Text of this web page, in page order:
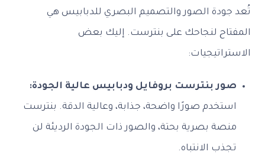
تُعد جودة الصور والتصميم البصري للدبابيس هي
المفتاح لنجاحك على بنترست. إليك بعض
الاستراتيجيات:
صور بنترست بروفايل ودبابيس عالية الجودة:
استخدم صورًا واضحة، جذابة، وعالية الدقة. بنترست
منصة بصرية بحتة، والصور ذات الجودة الرديئة لن
تجذب الانتباه.